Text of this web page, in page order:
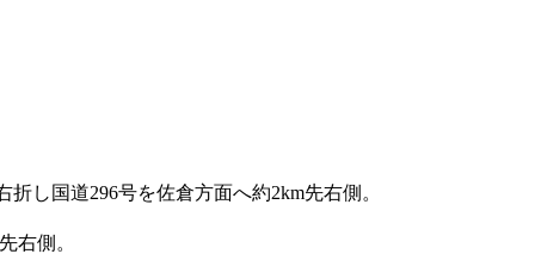
し国道296号を佐倉方面へ約2km先右側。
右側。